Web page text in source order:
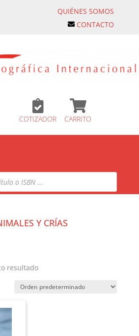
QUIÉNES SOMOS
CONTACTO

COTIZADOR

CARRITO
Y CRÍAS
resultado